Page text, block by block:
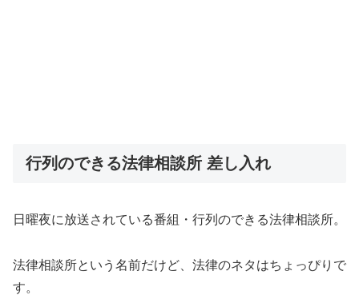
行列のできる法律相談所 差し入れ
日曜夜に放送されている番組・行列のできる法律相談所。
法律相談所という名前だけど、法律のネタはちょっぴりで
す。